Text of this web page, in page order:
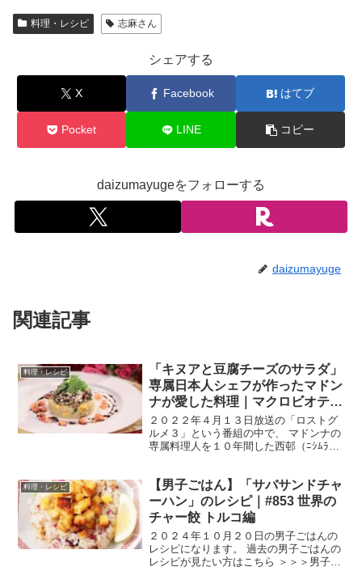
料理・レシピ 志麻さん
シェアする
X Facebook はてブ
Pocket LINE コピー
daizumayugeをフォローする
daizumayuge
関連記事
料理・レシピ
「キヌアと豆腐チーズのサラダ」
専属日本人シェフが作ったマドン
ナが愛した料理｜マクロビオティ
ック【ロストグルメ３】
２０２２年４月１３日放送の「ロストグ
ルメ３」という番組の中で、 マドンナの
専属料理人を１０年間した西邨（ﾆｼﾑﾗ）
組HPを見てみると２０２１年１０月９日
放送のようで、...
料理・レシピ
【男子ごはん】「サバサンドチャ
ーハン」のレシピ｜#853 世界の
チャー餃 トルコ編
２０２４年１０月２０日の男子ごはんの
レシピになります。 過去の男子ごはんの
レシピが見たい方はこちら ＞＞＞男子ご